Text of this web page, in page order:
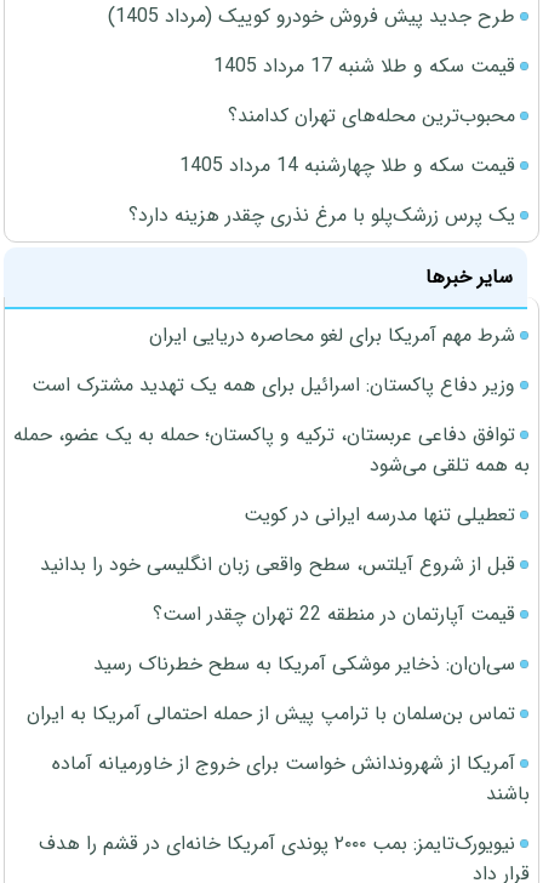
طرح جدید پیش فروش خودرو کوییک (مرداد 1405)
قیمت سکه و طلا شنبه 17 مرداد 1405
محبوب‌ترین محله‌های تهران کدامند؟
قیمت سکه و طلا چهارشنبه 14 مرداد 1405
یک پرس زرشک‌پلو با مرغ نذری چقدر هزینه دارد؟
سایر خبرها
شرط مهم آمریکا برای لغو محاصره دریایی ایران
وزیر دفاع پاکستان: اسرائیل برای همه یک تهدید مشترک است
توافق دفاعی عربستان، ترکیه و پاکستان؛ حمله به یک عضو، حمله
به همه تلقی می‌شود
تعطیلی تنها مدرسه ایرانی در کویت
قبل از شروع آیلتس، سطح واقعی زبان انگلیسی خود را بدانید
قیمت آپارتمان در منطقه 22 تهران چقدر است؟
سی‌ان‌ان: ذخایر موشکی آمریکا به سطح خطرناک رسید
تماس بن‌سلمان با ترامپ پیش از حمله احتمالی آمریکا به ایران
آمریکا از شهروندانش خواست برای خروج از خاورمیانه آماده
باشند
نیویورک‌تایمز: بمب ۲۰۰۰ پوندی آمریکا خانه‌ای در قشم را هدف
قرار داد